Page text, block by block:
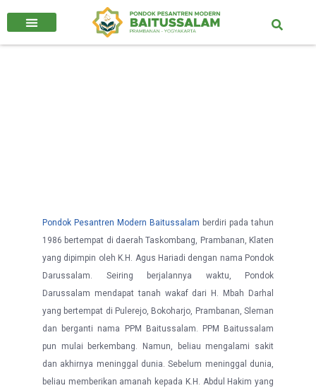
Pondok Pesantren Modern Baitussalam berdiri pada tahun
1986 bertempat di daerah Taskombang, Prambanan, Klaten
yang dipimpin oleh K.H. Agus Hariadi dengan nama Pondok
Darussalam. Seiring berjalannya waktu, Pondok
Darussalam mendapat tanah wakaf dari H. Mbah Darhal
yang bertempat di Pulerejo, Bokoharjo, Prambanan, Sleman
dan berganti nama PPM Baitussalam. PPM Baitussalam
pun mulai berkembang. Namun, beliau mengalami sakit
dan akhirnya meninggal dunia. Sebelum meninggal dunia,
beliau memberikan amanah kepada K.H. Abdul Hakim yang